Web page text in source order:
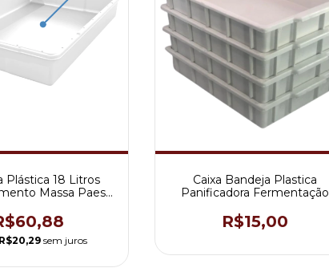
Plástica 18 Litros
Massa Paes
R$20,29 sem juros
Caixa Bandeja Plastica
Panificadora Fermentação
R$15,00